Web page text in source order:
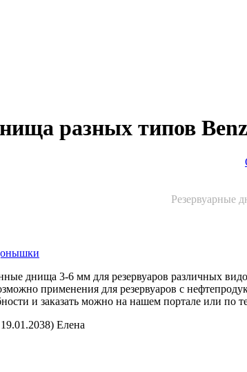
разных типов
Резервуарные
днища 3-6 мм для резервуаров различных
применения для резервуаров с
и заказать можно на нашем портале или по
Елена